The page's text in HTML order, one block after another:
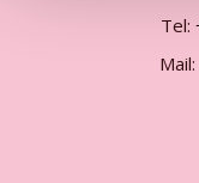
Tel:
Mail: